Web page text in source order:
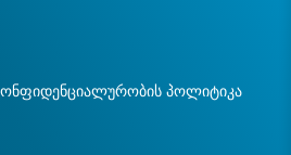
პოლიტიკა